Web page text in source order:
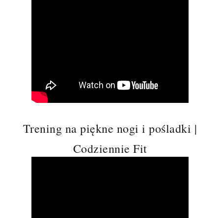
Trening na piękne nogi i pośladki |
Codziennie Fit